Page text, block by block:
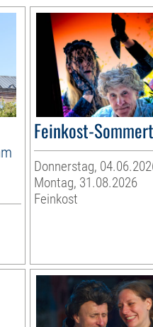
Feinkost-
Donnerstag,
Montag, 31.08.2026
Feinkost